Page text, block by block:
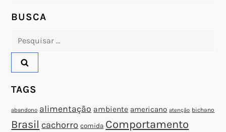
o
s
t
BUSCA
Pesquisar
TAGS
abandono alimentação ambiente americano atenção bichano
Brasil cachorro comida Comportamento